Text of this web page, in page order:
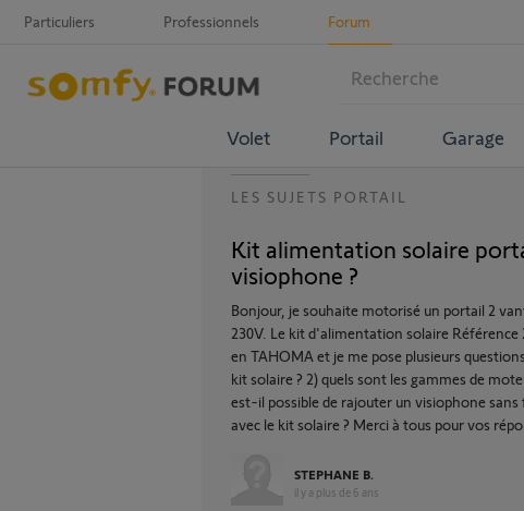
Particuliers Professionnels Forum
Volet Portail Garage
LES SUJETS PORTAIL
Kit alimentation solaire
visiophone ?
Bonjour, je souhaite motorisé un portail 2
230V. Le kit d'alimentation solaire Référence
en TAHOMA et je me pose plusieurs
kit solaire ? 2) quels sont les gammes de
est-il possible de rajouter un visiophone
avec le kit solaire ? Merci à tous pour vos
STEPHANE B.
il y a plus de 6 ans